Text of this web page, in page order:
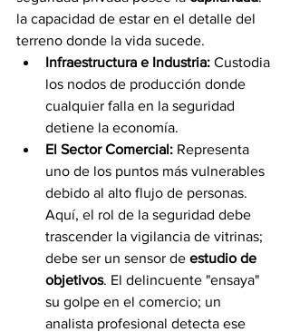
la capacidad de estar en el detalle del
terreno donde la vida sucede.
Infraestructura e Industria: Custodia
los nodos de producción donde
cualquier falla en la seguridad
detiene la economía.
El Sector Comercial: Representa
uno de los puntos más vulnerables
debido al alto flujo de personas.
Aquí, el rol de la seguridad debe
trascender la vigilancia de vitrinas;
debe ser un sensor de estudio de
objetivos. El delincuente "ensaya"
su golpe en el comercio; un
analista profesional detecta ese